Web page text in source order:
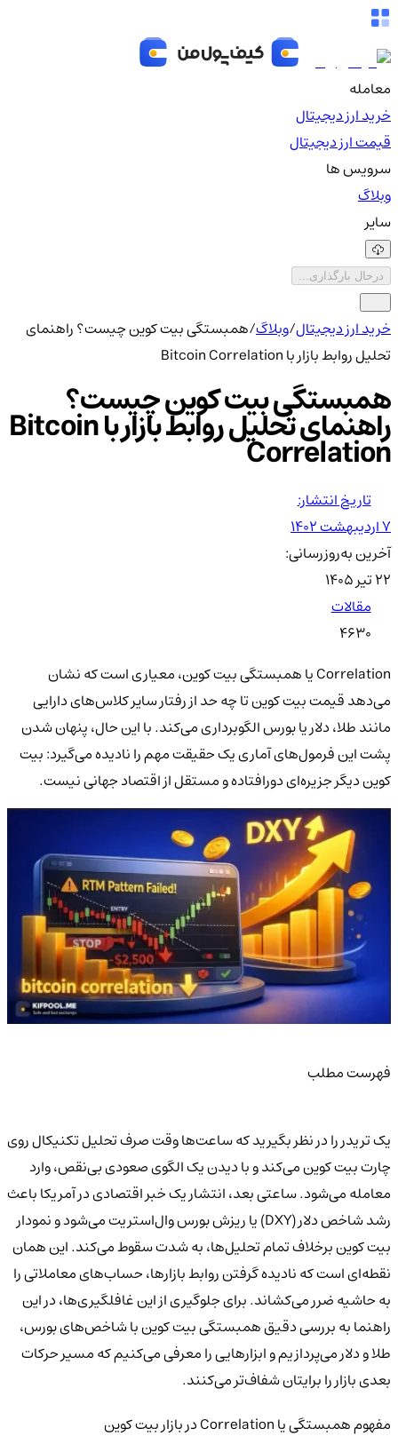
معامله
خرید ارز دیجیتال
قیمت ارز دیجیتال
سرویس ها
وبلاگ
سایر
درحال بارگذاری...
خرید ارز دیجیتال/وبلاگ/همبستگی بیت کوین چیست؟ راهنمای
تحلیل روابط بازار با Bitcoin Correlation
همبستگی بیت کوین چیست؟
راهنمای تحلیل روابط بازار با Bitcoin
Correlation
تاریخ انتشار:
۷ اردیبهشت ۱۴۰۲
آخرین به‌روزرسانی:
۲۲ تیر ۱۴۰۵
مقالات
4630
Correlation یا همبستگی بیت کوین، معیاری است که نشان
می‌دهد قیمت بیت کوین تا چه حد از رفتار سایر کلاس‌های دارایی
مانند طلا، دلار یا بورس الگوبرداری می‌کند. با این حال، پنهان شدن
پشت این فرمول‌های آماری یک حقیقت مهم را نادیده می‌گیرد: بیت
کوین دیگر جزیره‌ای دورافتاده و مستقل از اقتصاد جهانی نیست.
فهرست مطلب
یک تریدر را در نظر بگیرید که ساعت‌ها وقت صرف تحلیل تکنیکال روی
چارت بیت کوین می‌کند و با دیدن یک الگوی صعودی بی‌نقص، وارد
معامله می‌شود. ساعتی بعد، انتشار یک خبر اقتصادی در آمریکا باعث
رشد شاخص دلار (DXY) یا ریزش بورس وال‌استریت می‌شود و نمودار
بیت کوین برخلاف تمام تحلیل‌ها، به شدت سقوط می‌کند. این همان
نقطه‌ای است که نادیده گرفتن روابط بازارها، حساب‌های معاملاتی را
به حاشیه ضرر می‌کشاند. برای جلوگیری از این غافلگیری‌ها، در این
راهنما به بررسی دقیق همبستگی بیت کوین با شاخص‌های بورس،
طلا و دلار می‌پردازیم و ابزارهایی را معرفی می‌کنیم که مسیر حرکات
بعدی بازار را برایتان شفاف‌تر می‌کنند.
مفهوم همبستگی یا Correlation در بازار بیت کوین